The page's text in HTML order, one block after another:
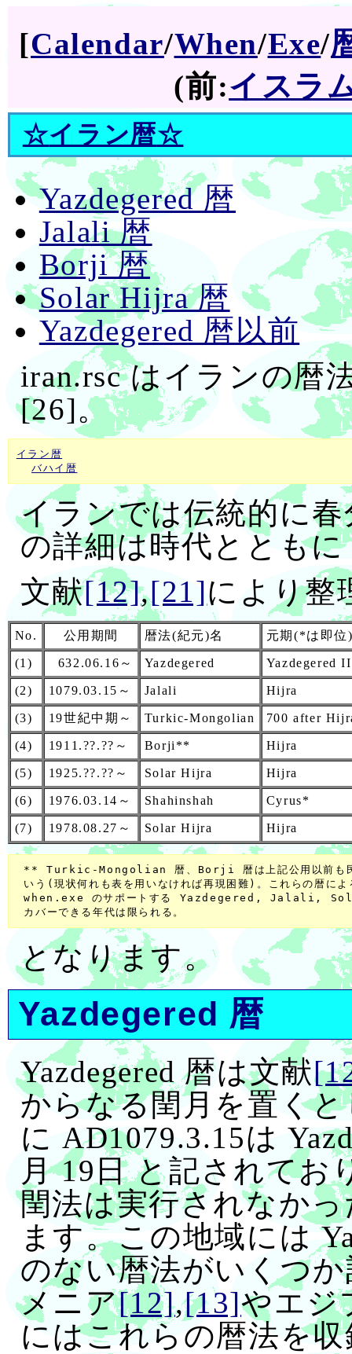
[Calendar/When/Exe/
(前:イスラ
☆イラン暦☆
Yazdegered 暦
Jalali 暦
Borji 暦
Solar Hijra 暦
Yazdegered 暦以前
iran.rsc はイランの暦
[26]。
イラン暦
バハイ暦
イランでは伝統的に
の詳細は時代ととも
文献[12],[21]により整
No. 公用期間 暦法(紀元)名 元期(*は即位
(1) 632.06.16～ Yazdegered Yazdegered
(2) 1079.03.15～ Jalali Hijra
(3) 19世紀中期～ Turkic-Mongolian 700 after
(4) 1911.??.??～ Borji** Hijra
(5) 1925.??.??～ Solar Hijra Hijra
(6) 1976.03.14～ Shahinshah Cyrus*
(7) 1978.08.27～ Solar Hijra Hijra
** Turkic-Mongolian 暦、Borji 暦は上記公用以前も民
いう(現状何れも表を用いなければ再現困難)。これらの暦によ
when.exe のサポートする Yazdegered, Jalali,
となります。
Yazdegered 暦
Yazdegered 暦は文献
からなる閏月を置く
に AD1079.3.15は
月 19日 と記されてお
閏法は実行されなか
ます。この地域には
のない暦法がいくつ
メニア[12],[13]やエジ
にはこれらの暦法を